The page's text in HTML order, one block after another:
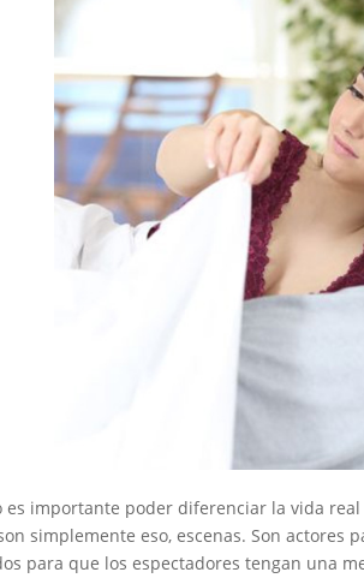
es importante poder diferenciar la vida
simplemente eso, escenas. Son actores
para que los espectadores tengan una